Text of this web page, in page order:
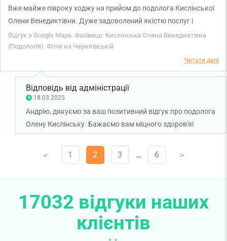
Вже майже півроку ходжу на прийом до подолога Кислінської
Олени Венедиктівни. Дуже задоволений якістю послуг і
результатом. Вона дуже уважний та чуйний спеціаліст.
Категорично рекомендую!
Відгук з Google Maps. Фахівець: Кислінська Олена Венедиктівна
(Подологія). Філія на Чернігівській
Читати далі
Відповідь від адміністрації
18.03.2025
Андрію, дякуємо за ваш позитивний відгук про подолога
Олену Кислінську. Бажаємо вам міцного здоров'я!
V 1 2 3 … 6 V
17032 відгуки наших
клієнтів